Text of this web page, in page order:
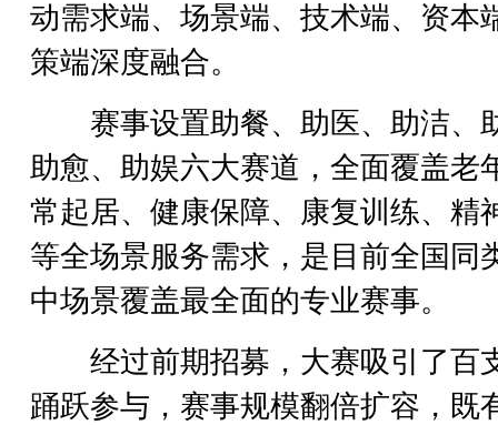
动需求端、场景端、技术端、资本
策端深度融合。
赛事设置助餐、助医、助洁、
助愈、助娱六大赛道，全面覆盖老
常起居、健康保障、康复训练、精
等全场景服务需求，是目前全国同
中场景覆盖最全面的专业赛事。
经过前期招募，大赛吸引了百
踊跃参与，赛事规模翻倍扩容，既